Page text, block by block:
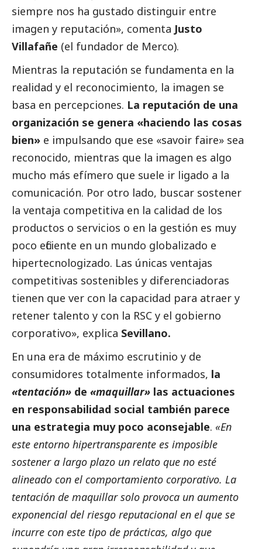
siempre nos ha gustado distinguir entre
imagen y reputación», comenta Justo
Villafañe (el fundador de Merco).
Mientras la reputación se fundamenta en la
realidad y el reconocimiento, la imagen se
basa en percepciones. La reputación de una
organización se genera «haciendo las cosas
bien» e impulsando que ese «savoir faire» sea
reconocido, mientras que la imagen es algo
mucho más efímero que suele ir ligado a la
comunicación. Por otro lado, buscar sostener
la ventaja competitiva en la calidad de los
productos o servicios o en la gestión es muy
poco eficiente en un mundo globalizado e
hipertecnologizado. Las únicas ventajas
competitivas sostenibles y diferenciadoras
tienen que ver con la capacidad para atraer y
retener talento y con la RSC y el gobierno
corporativo», explica Sevillano.
En una era de máximo escrutinio y de
consumidores totalmente informados, la
«tentación» de «maquillar» las actuaciones
en responsabilidad social también parece
una estrategia muy poco aconsejable. «En
este entorno hipertransparente es imposible
sostener a largo plazo un relato que no esté
alineado con el comportamiento corporativo. La
tentación de maquillar solo provoca un aumento
exponencial del riesgo reputacional en el que se
incurre con este tipo de prácticas, algo que